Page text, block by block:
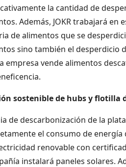
la cantidad de
Además, JOKR trabajará
de alimentos que se
sino también el desperdicio
empresa vende alimentos
sostenible de hubs y flotilla
de descarbonización de la
el consumo de
renovable con
instalará paneles solares.